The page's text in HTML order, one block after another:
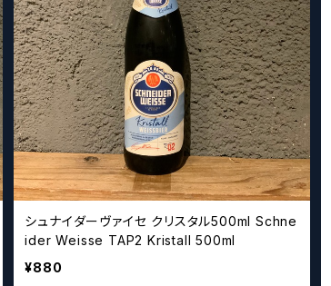
シュナイダーヴァイセ クリスタル500ml Schne
ider Weisse TAP2 Kristall 500ml
¥880